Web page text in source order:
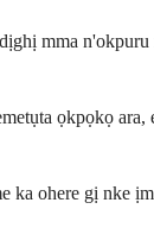
mma
ọkpọkọ
ohere gị nke